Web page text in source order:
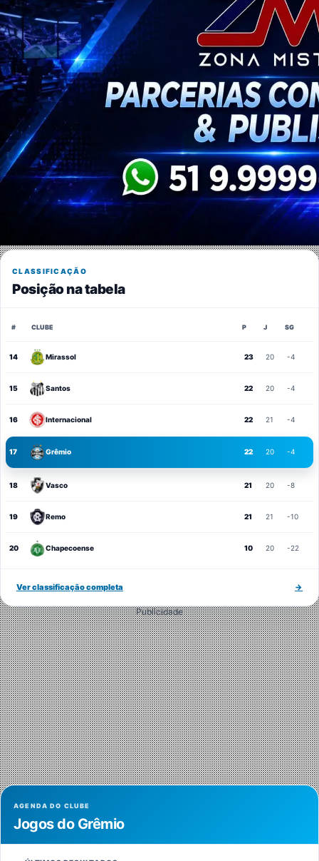
CLASSIFICAÇÃO
Posição na tabela
# CLUBE P J SG
14 Mirassol 23 20 -4
15 Santos 22 20 -4
16 Internacional 22 21 -4
17 Grêmio 22 20 -4
18 Vasco 21 20 -8
19 Remo 21 21 -10
20 Chapecoense 10 20 -22
Ver classificação completa →
Publicidade
AGENDA DO CLUBE
Jogos do Grêmio